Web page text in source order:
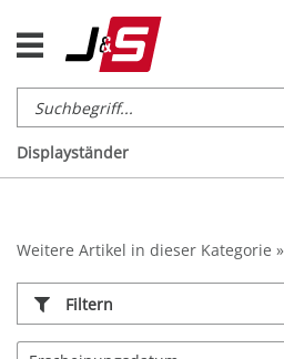
Displayständer
Weitere Artikel in dieser Kategorie »
Filtern